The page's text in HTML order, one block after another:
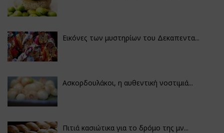
Εικόνες των μυστηρίων του Δεκαπεντα...
Ασκορδουλάκοι, η αυθεντική νοστιμιά...
Πιτιά κασιώτικα για το δρόμο της μν...